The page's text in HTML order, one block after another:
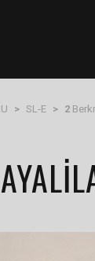
> SL-E > 2